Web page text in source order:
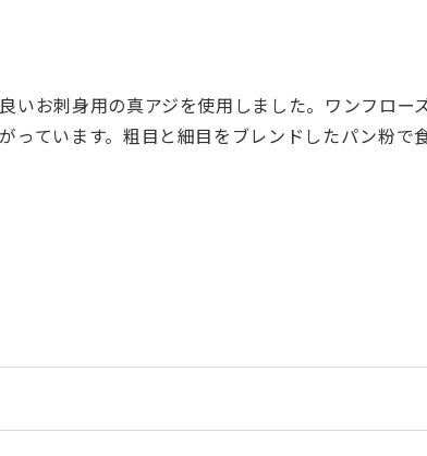
いお刺身用の真アジを使用しました。ワンフロー
っています。粗目と細目をブレンドしたパン粉で